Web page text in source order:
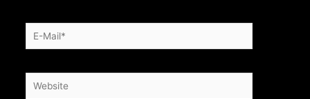
E-
Mail*
Website